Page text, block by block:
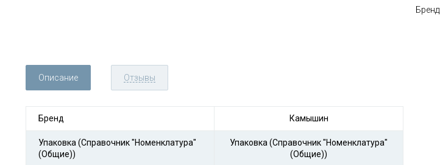
Бренд
Описание Отзывы
Бренд Камышин
Упаковка (Справочник "Номенклатура"
(Общие))
Упаковка (Справочник "Номенклатура"
(Общие))